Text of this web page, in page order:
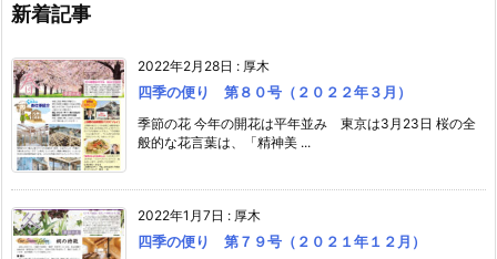
新着記事
2022年2月28日 : 厚木
四季の便り 第８０号（２０２２年３月）
季節の花 今年の開花は平年並み 東京は3月23日 桜の全
般的な花言葉は、「精神美 ...
2022年1月7日 : 厚木
四季の便り 第７９号（２０２１年１２月）